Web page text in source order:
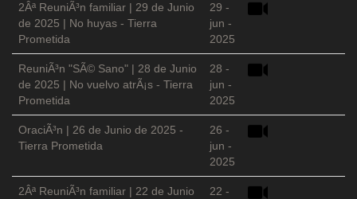
2Âª ReuniÃ³n familiar | 29 de Junio
de 2025 | No huyas - Tierra
Prometida
29 -
jun -
2025
ReuniÃ³n "SÃ© Sano" | 28 de Junio
de 2025 | No vuelvo atrÃ¡s - Tierra
Prometida
28 -
jun -
2025
OraciÃ³n | 26 de Junio de 2025 -
Tierra Prometida
26 -
jun -
2025
2Âª ReuniÃ³n familiar | 22 de Junio
22 -